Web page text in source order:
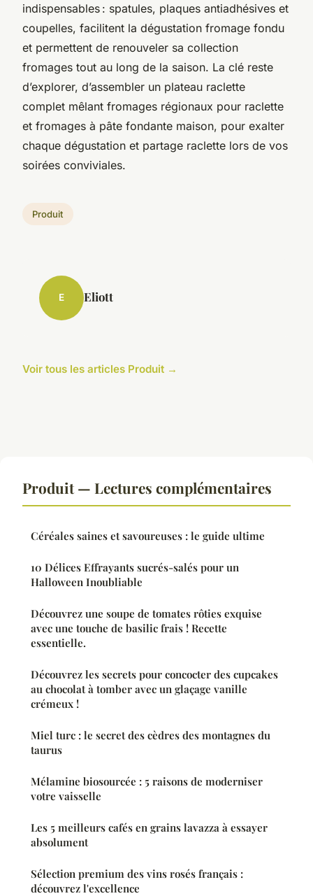
indispensables : spatules, plaques antiadhésives et
coupelles, facilitent la dégustation fromage fondu
et permettent de renouveler sa collection
fromages tout au long de la saison. La clé reste
d’explorer, d’assembler un plateau raclette
complet mêlant fromages régionaux pour raclette
et fromages à pâte fondante maison, pour exalter
chaque dégustation et partage raclette lors de vos
soirées conviviales.
Produit
E Eliott
Voir tous les articles Produit →
Produit — Lectures complémentaires
Céréales saines et savoureuses : le guide ultime
10 Délices Effrayants sucrés-salés pour un
Halloween Inoubliable
Découvrez une soupe de tomates rôties exquise
avec une touche de basilic frais ! Recette
essentielle.
Découvrez les secrets pour concocter des cupcakes
au chocolat à tomber avec un glaçage vanille
crémeux !
Miel turc : le secret des cèdres des montagnes du
taurus
Mélamine biosourcée : 5 raisons de moderniser
votre vaisselle
Les 5 meilleurs cafés en grains lavazza à essayer
absolument
Sélection premium des vins rosés français :
découvrez l'excellence